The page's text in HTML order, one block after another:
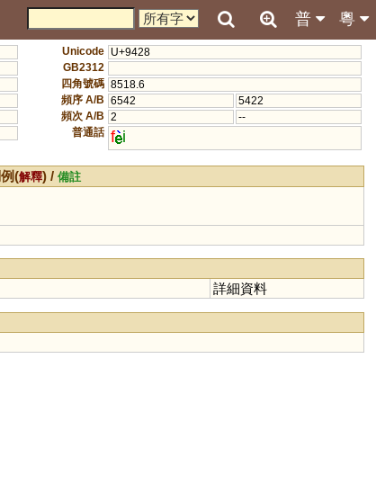
粵
普
Unicode U+9428
GB2312
四角號碼 8518.6
頻序 A/B 6542
5422
頻次 A/B 2
--
普通話 f i
(解釋) /備註
詳細資料